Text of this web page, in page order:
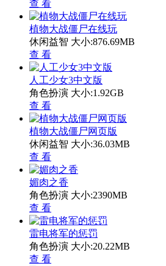
查 看
植物大战僵尸在线玩
休闲益智 大小:876.69MB
查 看
人工少女3中文版
角色扮演 大小:1.92GB
查 看
植物大战僵尸网页版
休闲益智 大小:36.03MB
查 看
媚肉之香
角色扮演 大小:2390MB
查 看
雷电将军的惩罚
角色扮演 大小:20.22MB
查 看